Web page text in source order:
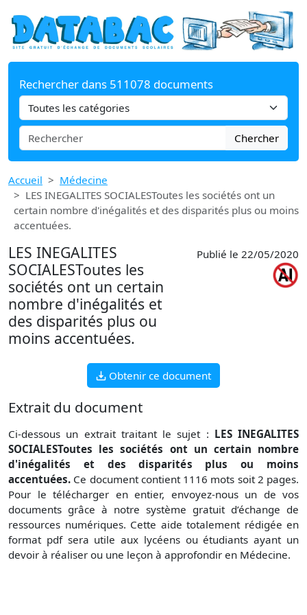
Rechercher dans 511078 documents
Chercher
Accueil
Médecine
LES INEGALITES SOCIALESToutes les sociétés ont un
certain nombre d'inégalités et des disparités plus ou moins
accentuées.
LES INEGALITES
SOCIALESToutes les
sociétés ont un certain
nombre d'inégalités et
des disparités plus ou
moins accentuées.
Publié le 22/05/2020
Obtenir ce document
Extrait du document
Ci-dessous un extrait traitant le sujet : LES INEGALITES
SOCIALESToutes les sociétés ont un certain nombre
d'inégalités et des disparités plus ou moins
accentuées. Ce document contient 1116 mots soit 2 pages.
Pour le télécharger en entier, envoyez-nous un de vos
documents grâce à notre système gratuit d’échange de
ressources numériques. Cette aide totalement rédigée en
format pdf sera utile aux lycéens ou étudiants ayant un
devoir à réaliser ou une leçon à approfondir en Médecine.